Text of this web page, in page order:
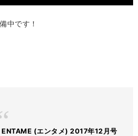
中です！
ENTAME (エンタメ) 2017年12月号